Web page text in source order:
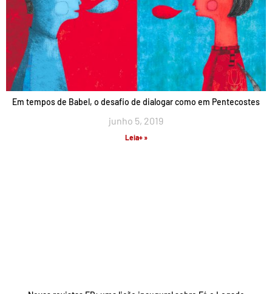
Em tempos de Babel, o desafio de dialogar como em Pentecostes
junho 5, 2019
Leia+ »